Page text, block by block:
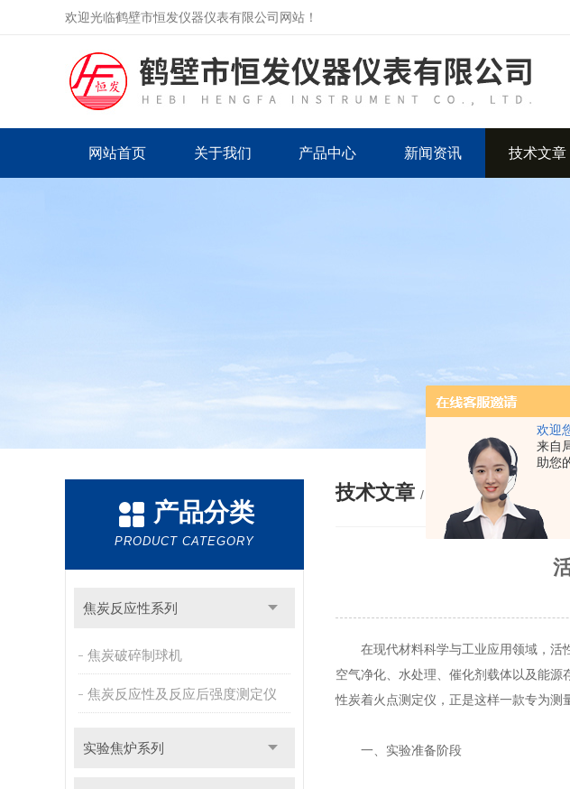
欢迎
来自
助您
欢迎光临鹤壁市恒发仪器仪表有限公司网站！
网站首页 关于我们 产品中心 新闻资讯 技术文章
产品分类
PRODUCT CATEGORY
焦炭反应性系列
焦炭破碎制球机
焦炭反应性及反应后强度测定仪
实验焦炉系列
技术文章 / ARTICLE
在现代材料科学与工业应用领域，活性
空气净化、水处理、催化剂载体以及能
性炭着火点测定仪，正是这样一款专为测
一、实验准备阶段